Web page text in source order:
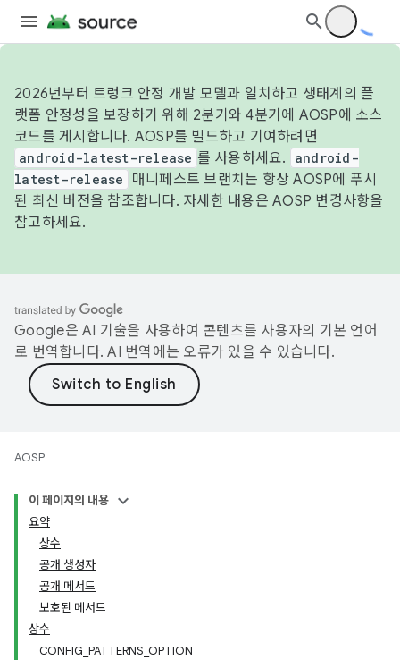
2026년부터 트렁크 안정 개발 모델과 일치하고 생태계의 플
랫폼 안정성을 보장하기 위해 2분기와 4분기에 AOSP에 소스
코드를 게시합니다. AOSP를 빌드하고 기여하려면
android-latest-release 를 사용하세요.
android-
latest-release
매니페스트 브랜치는 항상 AOSP에 푸시
된 최신 버전을 참조합니다. 자세한 내용은 AOSP 변경사항을
참고하세요.
Google은 AI 기술을 사용하여 콘텐츠를 사용자의 기본 언어
로 번역합니다. AI 번역에는 오류가 있을 수 있습니다.
AOSP
이 페이지의 내용
요약
상수
공개 생성자
공개 메서드
보호된 메서드
상수
CONFIG_PATTERNS_OPTION